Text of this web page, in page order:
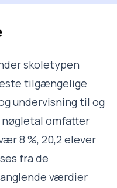
skoletypen
tilgængelige
undervisning til og
nøgletal omfatter
8 %, 20,2 elever
fra de
værdier